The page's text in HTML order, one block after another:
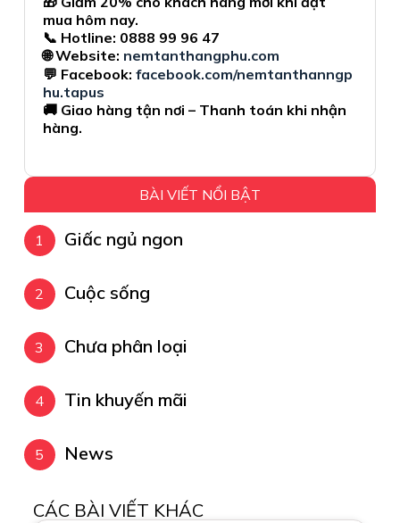
mua hôm nay.
📞 Hotline: 0888 99 96 47
🌐 Website: nemtanthangphu.com
💬 Facebook: facebook.com/nemtanthanngp
hu.tapus
🚚 Giao hàng tận nơi – Thanh toán khi nhận
hàng.
BÀI VIẾT NỔI BẬT
Giấc ngủ ngon
Cuộc sống
Chưa phân loại
Tin khuyến mãi
News
CÁC BÀI VIẾT KHÁC